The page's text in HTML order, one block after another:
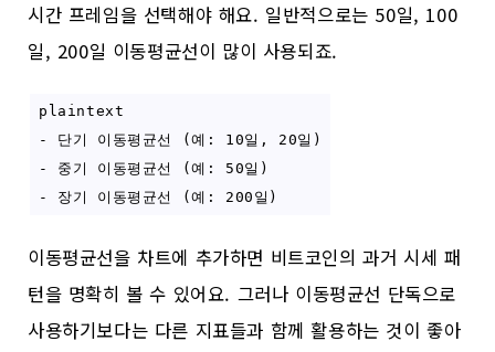
시간 프레임을 선택해야 해요. 일반적으로는 50일, 100
일, 200일 이동평균선이 많이 사용되죠.
plaintext
- 단기 이동평균선 (예: 10일, 20일)
- 중기 이동평균선 (예: 50일)
- 장기 이동평균선 (예: 200일)
이동평균선을 차트에 추가하면 비트코인의 과거 시세 패
턴을 명확히 볼 수 있어요. 그러나 이동평균선 단독으로
사용하기보다는 다른 지표들과 함께 활용하는 것이 좋아